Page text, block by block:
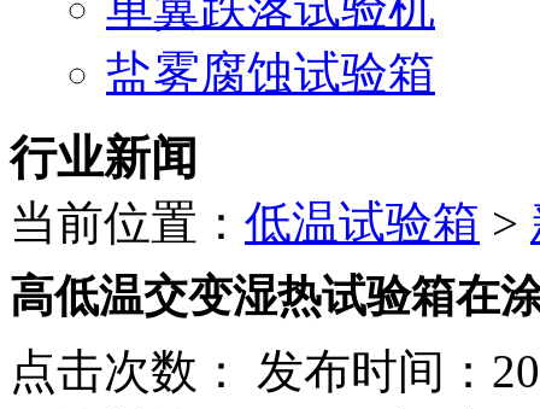
盐雾腐蚀试验箱
行业新闻
当前位置： 低温试验箱 >
高低温交变湿热试验箱在
点击次数：
发布时间：